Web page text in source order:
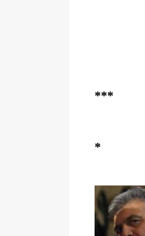
***
*